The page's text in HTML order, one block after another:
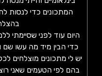
המתכונים כדי לנסות
היום עוד לפני שסיימתי
כדי הבין מיד מה עשו שם
יש לי מתכונים מוצלחים
בהם לפי הטעמים שאני